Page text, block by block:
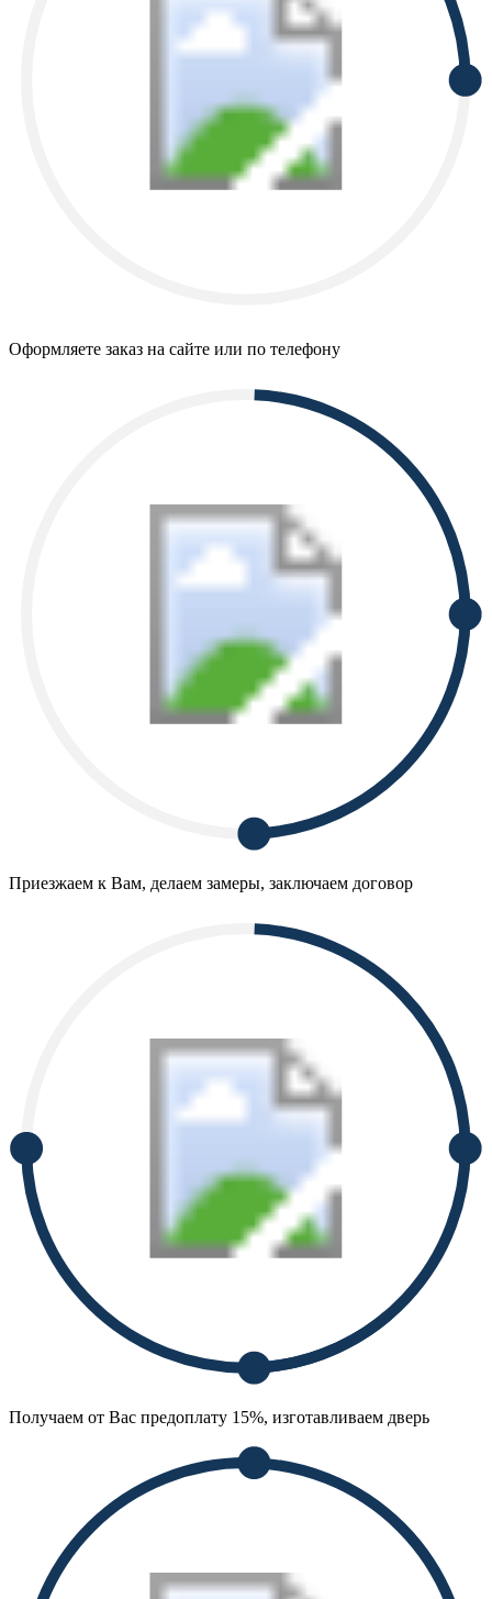
Оформляете заказ на сайте или по телефону
Приезжаем к Вам, делаем замеры, заключаем договор
Получаем от Вас предоплату 15%, изготавливаем дверь